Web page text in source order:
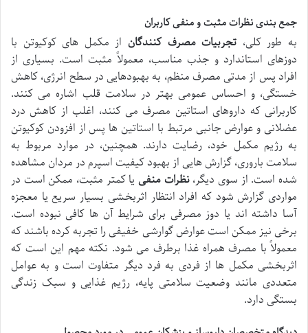
جمع بندی نظرات مثبت و منفی کاربران
به طور کلی، تجربیات مصرف کنندگان از مکمل های کوکیوتن با
دوزهای استاندارد و جذب مناسب، معمولاً مثبت است. بسیاری از
افراد پس از مدتی مصرف منظم، به بهبودهایی در سطح انرژی، کاهش
خستگی، و احساس عمومی بهتر در سلامت قلب اشاره می کنند.
کاربرانی که داروهای استاتین مصرف می کنند، اغلب از کاهش درد
عضلانی و عوارض جانبی مرتبط با استاتین ها پس از افزودن کوکیوتن
به رژیم مکمل خود، رضایت دارند. همچنین، در موارد مربوط به
سلامت باروری، گزارش هایی از بهبود کیفیت اسپرم در مردان مشاهده
شده است. از سوی دیگر،نظرات منفی یا کمتر مثبت، ممکن است در
مواردی گزارش شود که افراد انتظار اثربخشی بسیار سریع یا معجزه
آسا داشته اند یا دوز مصرفی برای شرایط آن ها کافی نبوده است.
برخی نیز ممکن است عوارض گوارشی خفیفی را تجربه کرده باشند که
معمولاً با مصرف همراه غذا برطرف می شود. نکته مهم این است که
اثربخشی مکمل ها از فردی به فرد دیگر متفاوت است و به عوامل
متعددی مانند وضعیت سلامتی پایه، رژیم غذایی و سبک زندگی
بستگی دارد.